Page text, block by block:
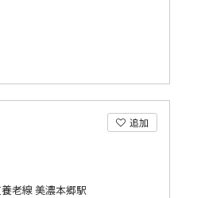
追加
老線 美濃本郷駅